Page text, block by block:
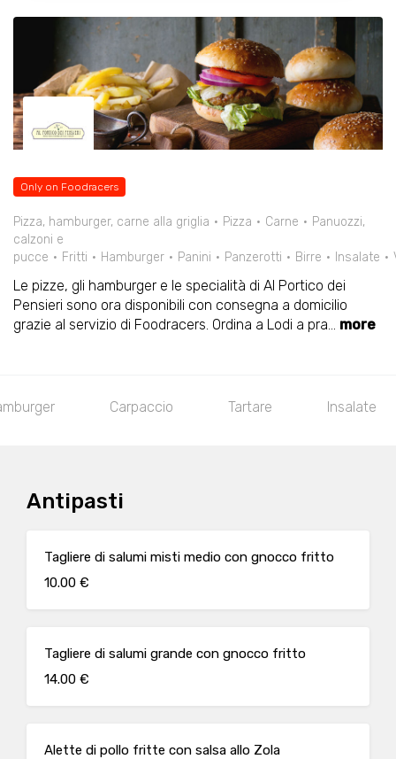
Only on Foodracers
Pizza, hamburger, carne alla griglia Pizza Carne
Panuozzi,
calzoni e
pucce
Fritti Hamburger Panini Panzerotti Birre Insalate
Le pizze, gli hamburger e le specialità di Al Portico dei
Pensieri sono ora disponibili con consegna a domicilio
grazie al servizio di Foodracers. Ordina a Lodi a pra... more
Carpaccio Tartare Insalate
Antipasti
Tagliere di salumi misti medio con gnocco fritto
10.00 €
Tagliere di salumi grande con gnocco fritto
14.00 €
Alette di pollo fritte con salsa allo Zola